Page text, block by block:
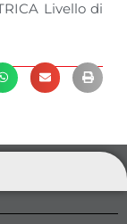
Livello di